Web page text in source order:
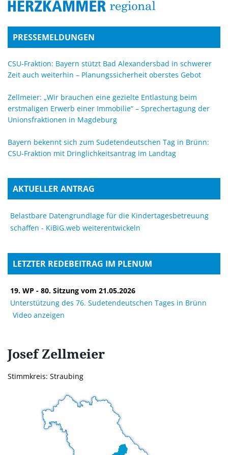
PRESSEMELDUNGEN
CSU-Fraktion: Bayern stützt Bad Alexandersbad in schwerer
Zeit auch weiterhin – Planungssicherheit oberstes Gebot
Zellmeier: „Wir brauchen eine gezielte Entlastung beim
erstmaligen Erwerb einer Immobilie“ – Sprechertagung der
Unionsfraktionen in Magdeburg
Bayern bekennt sich zum Sudetendeutschen Tag in Brünn:
CSU-Fraktion mit Dringlichkeitsantrag im Landtag
AKTUELLER ANTRAG
Belastbare Datengrundlage für die Kindertagesbetreuung
schaffen - KiBiG.web weiterentwickeln
LETZTER REDEBEITRAG IM PLENUM
19. WP - 80. Sitzung vom 21.05.2026
Unterstützung des 76. Sudetendeutschen Tages in Brünn
Video anzeigen
JosefZellmeier
Stimmkreis: Straubing